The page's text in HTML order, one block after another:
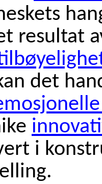
resultat
det
i